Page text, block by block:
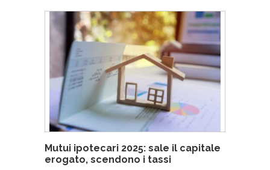
Mutui ipotecari 2025: sale il capitale
erogato, scendono i tassi